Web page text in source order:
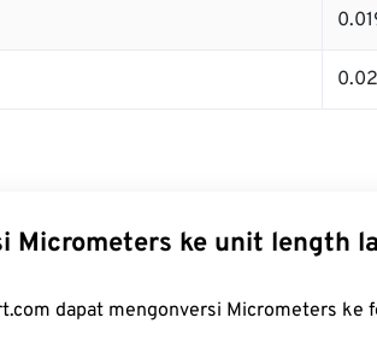
0.02
Micrometers ke unit length
dapat mengonversi Micrometers ke